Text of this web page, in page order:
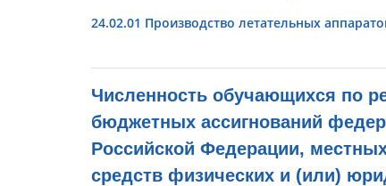
24.02.01 Производство летательных
Численность обучающихся по
бюджетных ассигнований
Российской Федерации,
средств физических и (или)